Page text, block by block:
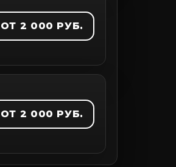
ОТ 2 000 РУБ.
ОТ 2 000 РУБ.